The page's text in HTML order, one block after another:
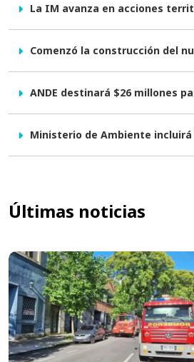
La IM avanza en acciones
Comenzó la construcción del
ANDE destinará $26 millones
Ministerio de Ambiente
Últimas noticias